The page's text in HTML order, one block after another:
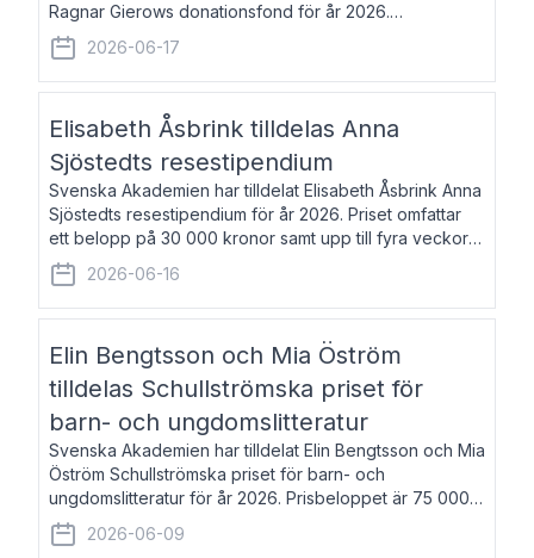
Ragnar Gierows donationsfond för år 2026.
Stipendiebeloppet är på 70 000 kronor vardera. Eric
Cullhed, född 1985, är professor i grekis
2026-06-17
Elisabeth Åsbrink tilldelas Anna
Sjöstedts resestipendium
Svenska Akademien har tilldelat Elisabeth Åsbrink Anna
Sjöstedts resestipendium för år 2026. Priset omfattar
ett belopp på 30 000 kronor samt upp till fyra veckors
fri vistelse i Akademiens lägenhet i Berlin. Elisabeth
Åsbrink, född 1965 oc
2026-06-16
Elin Bengtsson och Mia Öström
tilldelas Schullströmska priset för
barn- och ungdomslitteratur
Svenska Akademien har tilldelat Elin Bengtsson och Mia
Öström Schullströmska priset för barn- och
ungdomslitteratur för år 2026. Prisbeloppet är 75 000
kronor vardera. Elin Bengtsson, född 1987, är författare
och forskare i genusvetenskap.
2026-06-09